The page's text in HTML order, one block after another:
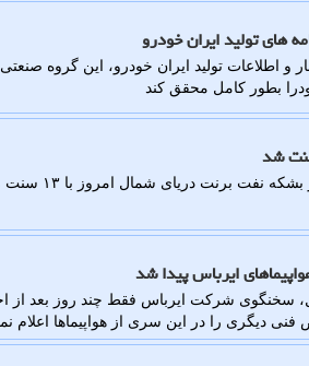
های تولید ایران خودرو
و اطلاعات تولید ایران خودرو، این گروه
بطور کامل محقق کند
ایرباس پیدا شد
سخنگوی شرکت ایرباس فقط چند روز بعد از